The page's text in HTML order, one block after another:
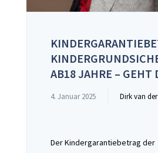
AB18 JAHRE – GEHT
4. Januar 2025 Dirk van
Der Kindergarantiebetrag der